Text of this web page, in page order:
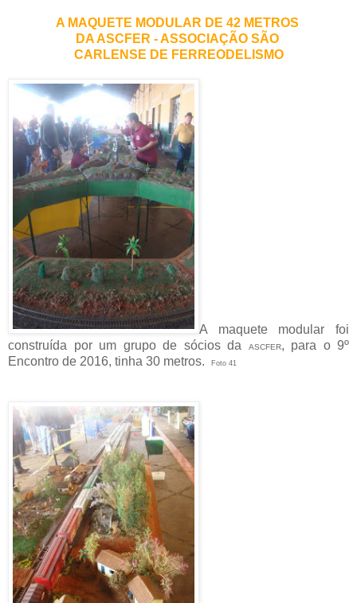
A MAQUETE MODULAR DE 42 METROS
DA ASCFER - ASSOCIAÇÃO SÃO
CARLENSE DE FERREODELISMO
A maquete modular foi
construída por um grupo de sócios da
ASCFER, para o 9º
Encontro de 2016, tinha 30 metros.
Foto 41